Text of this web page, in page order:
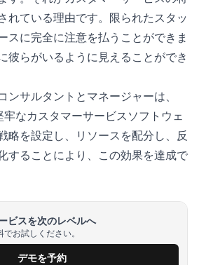
れている理由です。限られたスタッ
スに完全に注意を払うことができま
彼らがいるように見えることができ
ンサルタントとマネージャーは、
なカスタマーサービスソフトウェ
略を設定し、リソースを配分し、反
することにより、この効果を達成で
ビスを次のレベルへ
お試しください。
デモを予約